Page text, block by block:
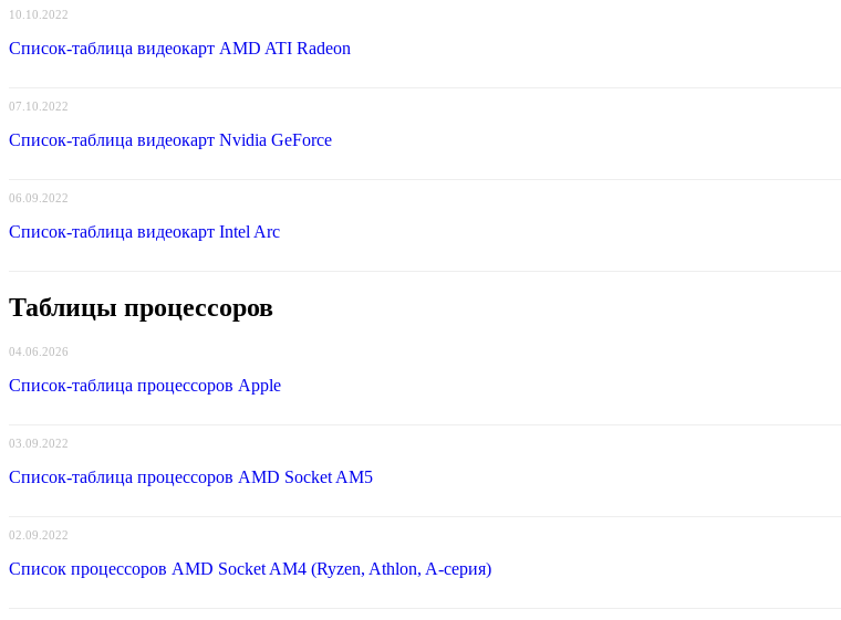
Gen11
10.10.2022
Список-таблица видеокарт AMD ATI Radeon
07.10.2022
Список-таблица видеокарт Nvidia GeForce
06.09.2022
Список-таблица видеокарт Intel Arc
Таблицы процессоров
04.06.2026
Список-таблица процессоров Apple
03.09.2022
Список-таблица процессоров AMD Socket AM5
02.09.2022
Список процессоров AMD Socket AM4 (Ryzen, Athlon, A-серия)